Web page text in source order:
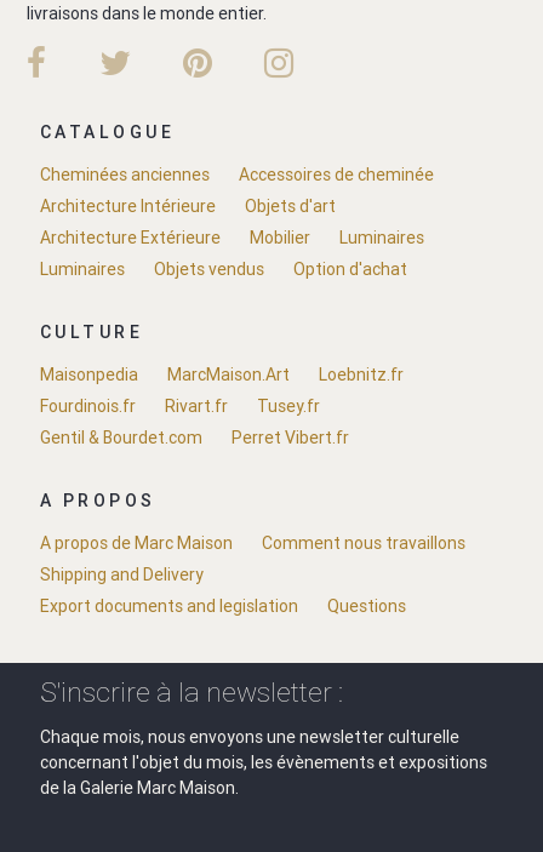
livraisons dans le monde entier.
CATALOGUE
Cheminées anciennes
Accessoires de cheminée
Architecture Intérieure
Objets d'art
Architecture Extérieure
Mobilier
Luminaires
Luminaires
Objets vendus Option d'achat
CULTURE
Maisonpedia
MarcMaison.Art
Loebnitz.fr
Fourdinois.fr
Rivart.fr
Tusey.fr
Gentil & Bourdet.com
Perret Vibert.fr
A PROPOS
A propos de Marc Maison
Comment nous travaillons
Shipping and Delivery
Export documents and legislation
Questions
S'inscrire à la newsletter :
Chaque mois, nous envoyons une newsletter culturelle
concernant l'objet du mois, les évènements et expositions
de la Galerie Marc Maison.